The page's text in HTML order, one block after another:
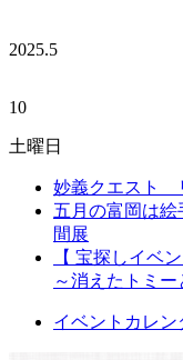
2025.5
10
土曜日
妙義クエスト
五月の富岡は
間展
【 宝探しイベ
～消えたトミー
イベントカレン